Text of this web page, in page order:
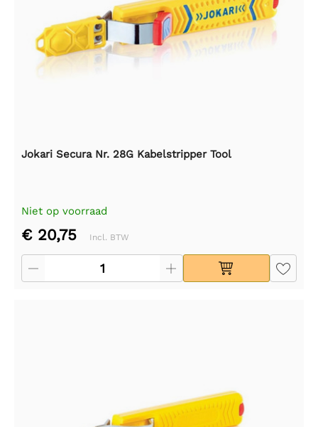
Jokari Secura Nr. 28G Kabelstripper Tool
Niet op voorraad
€ 20,75 Incl. BTW